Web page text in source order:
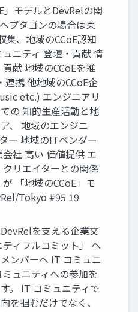
」モデルとDevRelの関
プタゴンの場合は東
集、地域のCCoE認知
ュニティ 登壇‧貢献 情
献 地域のCCoEを推
携 他地域のCCoE企
etc.) エンジニアリ
の 知的⽣産活動と地
、 地域のエンジニ
ー 地域のITベンダー
社 ⾼い 価値提供 エ
リエイターとの関係
「地域のCCoE」モ
Tokyo #95 19
を⽀える企業⽂
ィフルコミット」 ヘ
ンバーへ IT コミュニ
ュニティへの参加を
。 IT コミュニティで
を掴むだけでなく、